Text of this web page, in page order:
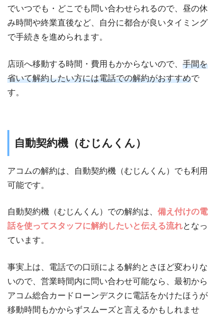
でいつでも・どこでも問い合わせられるので、昼の休
み時間や終業直後など、自分に都合が良いタイミング
で手続きを進められます。
店頭へ移動する時間・費用もかからないので、 手間を
省いて解約したい方には電話での解約がおすすめで
す。
自動契約機（むじんくん）
アコムの解約は、自動契約機（むじんくん）でも利用
可能です。
自動契約機（むじんくん）での解約は、 備え付けの電
話を使ってスタッフに解約したいと伝える流れとなっ
ています。
事実上は、電話での口頭による解約とさほど変わりな
いので、営業時間内に問い合わせ可能なら、最初から
アコム総合カードローンデスクに電話をかけたほうが
移動時間もかからずスムーズと言えるかもしれませ